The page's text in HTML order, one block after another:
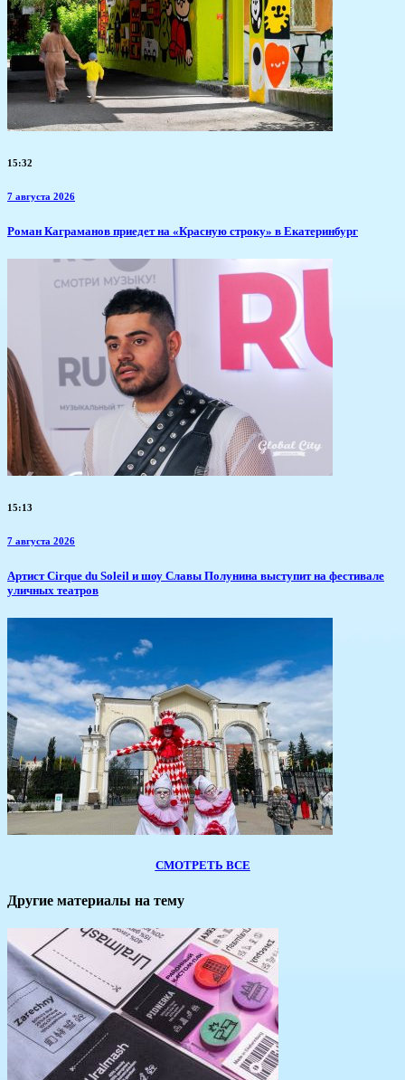
15:32
7 августа 2026
​Роман Каграманов приедет на «Красную строку» в Екатеринбург
15:13
7 августа 2026
Артист Cirque du Soleil и шоу Славы Полунина выступит на фестивале
уличных театров
СМОТРЕТЬ ВСЕ
Другие материалы на тему